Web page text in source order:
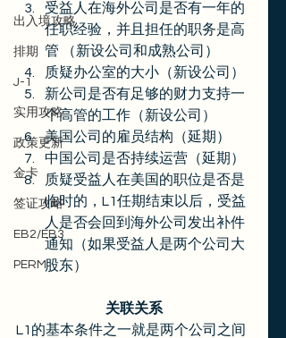
出入境攻略
排期
J-1
实用攻略
政策更新
金卡
签证攻略
EB2/EB3
PERM
受益人在海外公司是否有一年的
任职经验，并且担任的职务是高
管 （新设公司和成熟公司）
质疑办公室的大小（新设公司）
新公司是否有足够的财力支持一
个高管的工作（新设公司）
美国公司的雇员结构（延期）
中国公司是否持续运营（延期）
质疑受益人在美国的职位是否是
临时的，L1任期结束以后，受益
人是否会回到海外公司发出补件
通知（如果受益人是两个公司大
股东）
关联关系
L1的基本条件之一就是两个公司之间